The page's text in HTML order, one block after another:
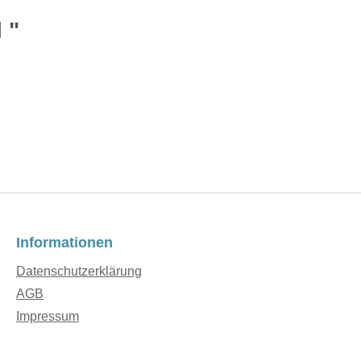
"
Informationen
Datenschutzerklärung
AGB
Impressum